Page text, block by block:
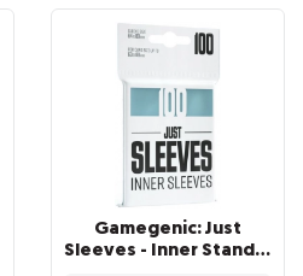
Gamegenic: Just
Sleeves - Inner Standard Card Game Sleeves (64x89 mm), 100 sztuk